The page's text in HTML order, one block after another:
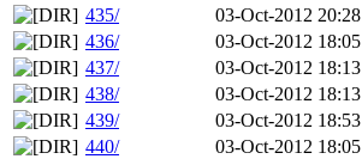
435/
03-Oct-2012 20:28
436/
03-Oct-2012 18:05
437/
03-Oct-2012 18:13
438/
03-Oct-2012 18:13
439/
03-Oct-2012 18:53
440/
03-Oct-2012 18:05